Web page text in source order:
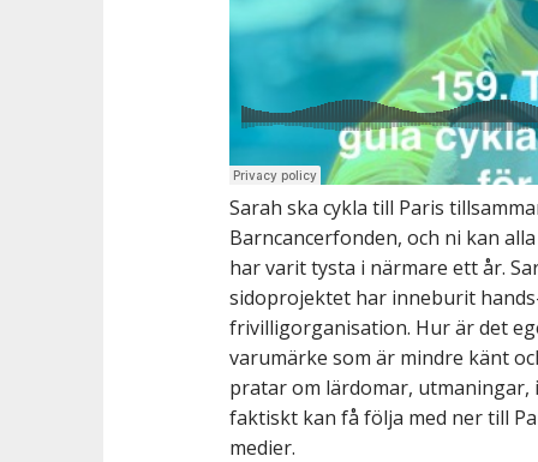
Sarah ska cykla till Paris
Barncancerfonden, och ni kan
har varit tysta i närmare ett år.
sidoprojektet har inneburit
frivilligorganisation. Hur är det
varumärke som är mindre känt
pratar om lärdomar, utmaningar,
faktiskt kan få följa med ner till
medier.